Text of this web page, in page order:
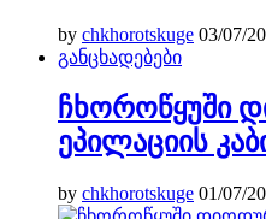
by chkhorotskuge 03/07/
განცხადებები
ჩხოროწყუში
ეპილაციის
by chkhorotskuge 01/07/